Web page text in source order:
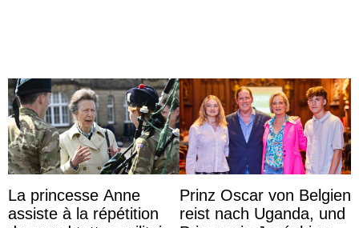
La princesse Anne
assiste à la répétition
Prinz Oscar von Belgien
reist nach Uganda, und